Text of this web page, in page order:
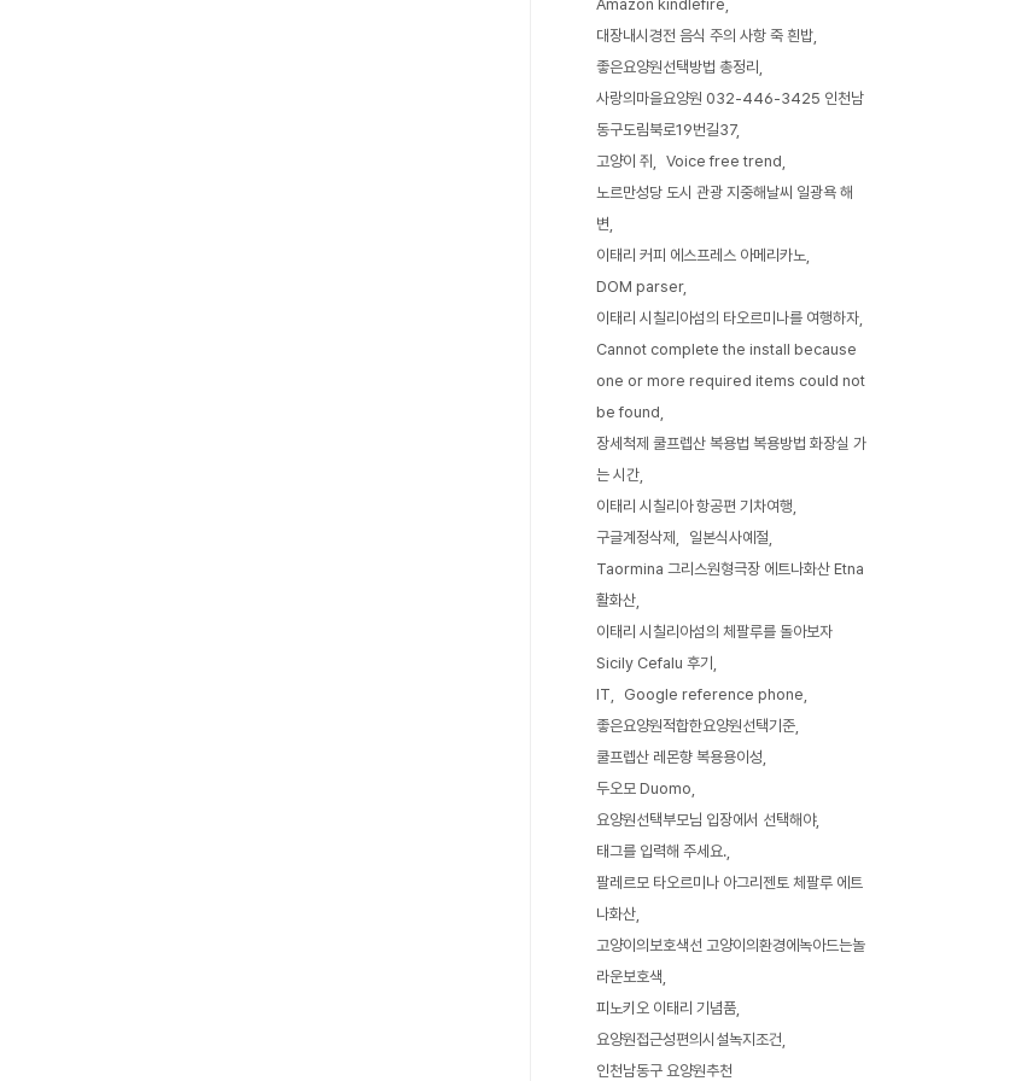
Amazon kindlefire
대장내시경전 음식 주의 사항 죽 흰밥
좋은요양원선택방법 총정리
사랑의마을요양원 032-446-3425 인천남
동구도림북로19번길37
고양이 쥐
Voice free trend
노르만성당 도시 관광 지중해날씨 일광욕 해
변
이태리 커피 에스프레스 아메리카노
DOM parser
이태리 시칠리아섬의 타오르미나를 여행하자
Cannot complete the install because
one or more required items could not
be found
장세척제 쿨프렙산 복용법 복용방법 화장실 가
는 시간
이태리 시칠리아 항공편 기차여행
구글계정삭제
일본식사예절
Taormina 그리스원형극장 에트나화산 Etna
활화산
이태리 시칠리아섬의 체팔루를 돌아보자
Sicily Cefalu 후기
IT
Google reference phone
좋은요양원적합한요양원선택기준
쿨프렙산 레몬향 복용용이성
두오모 Duomo
요양원선택부모님 입장에서 선택해야
태그를 입력해 주세요.
팔레르모 타오르미나 아그리젠토 체팔루 에트
나화산
고양이의보호색선 고양이의환경에녹아드는놀
라운보호색
피노키오 이태리 기념품
요양원접근성편의시설녹지조건
인천남동구 요양원추천